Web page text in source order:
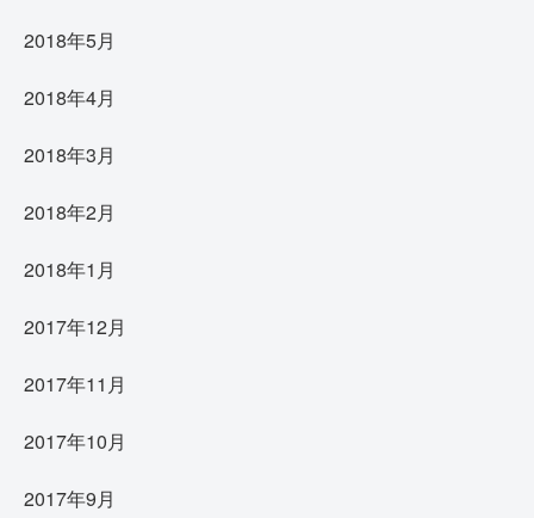
2018年5月
2018年4月
2018年3月
2018年2月
2018年1月
2017年12月
2017年11月
2017年10月
2017年9月